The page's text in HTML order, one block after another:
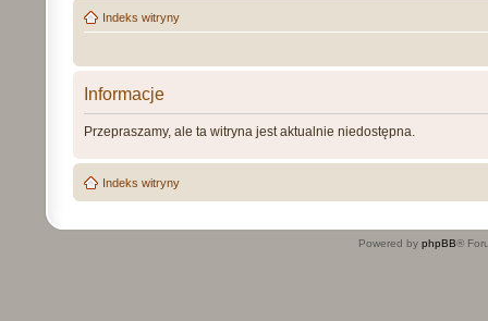
Indeks witryny
Informacje
Przepraszamy, ale ta witryna jest aktualnie niedostępna.
Indeks witryny
Powered by phpBB®